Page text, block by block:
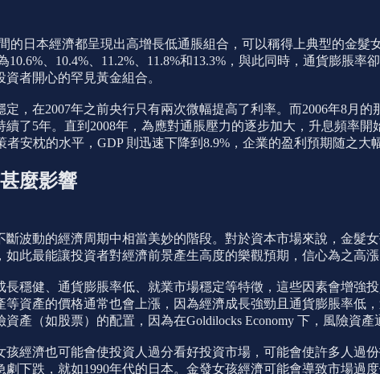
的日本經濟都呈現出高增長低通脹組合，可以稱得上典型的金
10.6%、10.4%、11.2%、11.8%和13.3%，與此同時，通貨膨脹
者開心的罕見黃金組合。
，在2007年之前央行只有兩次微幅提高了利率。而2006年8月
了5年。直到2008年，為應對通脹壓力的逐步加大，升息頻率
安枕的水平，GDP 則迅速下降到8.9%，企業的盈利預期随之大
麼影響
波動的經濟周期中相當美妙的階段。對於資本市場來說，金
此最能讓投資者對經濟前景產生高度的樂觀預期，信心為之高漲
穩健、通貨膨脹率低、就業市場穩定等特徵，這些因素會增
資產的價格通常也會上漲，因為經濟成長強勁且通貨膨脹率
產（如股票）的配置，因為在Goldilocks Economy 下，風險資
經濟也可能會使投資人過分看好投資市場，可能會使許多人
下跌，就如1990年代的日本。金發女孩經濟可能會導致市場